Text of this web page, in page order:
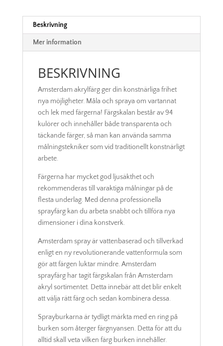
Beskrivning
Mer information
BESKRIVNING
Amsterdam akrylfärg ger din konstnärliga frihet
nya möjligheter. Måla och spraya om vartannat
och lek med färgerna! Färgskalan består av 94
kulörer och innehåller både transparenta och
täckande färger, så man kan använda samma
målningstekniker som vid traditionellt konstnärligt
arbete.
Färgerna har mycket god ljusäkthet och
rekommenderas till varaktiga målningar på de
flesta underlag. Med denna professionella
sprayfärg kan du arbeta snabbt och tillföra nya
dimensioner i dina konstverk.
Amsterdam spray är vattenbaserad och tillverkad
enligt en ny revolutionerande vattenformula som
gör att färgen luktar mindre. Amsterdam
sprayfärg har tagit färgskalan från Amsterdam
akryl sortimentet. Detta innebär att det blir enkelt
att välja rätt färg och sedan kombinera dessa.
Sprayburkarna är tydligt märkta med en ring på
burken som återger färgnyansen. Detta för att du
alltid skall veta vilken färg burken innehåller.